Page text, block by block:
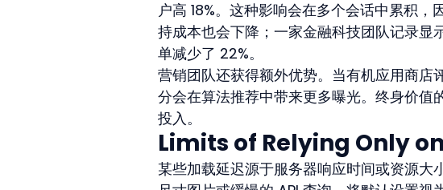
户高 18%。这种影响会在多个会话中累积
持成本也会下降；一家金融科技团队记录
单减少了 22%。
营销团队还获得额外优势。当有机应用商
分会在算法推荐中带来更多曝光。终身价
投入。
Limits of Relying Only
某些加载延迟源于服务器响应时间或资源